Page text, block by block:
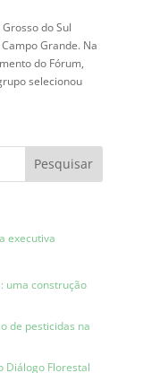
do Sul
Grande. Na
do Fórum,
selecionou
executiva
uma construção
de pesticidas na
Diálogo Florestal